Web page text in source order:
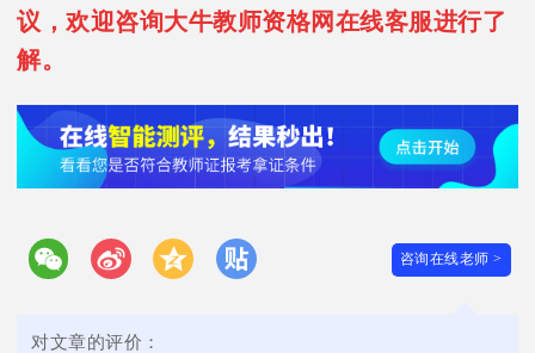
议，欢迎咨询大牛教师资格网在线客服进行了
解。
咨询在线老师 >
对文章的评价：